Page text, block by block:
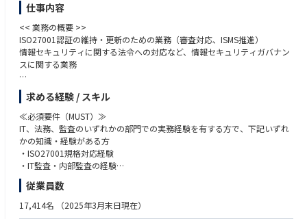
≪ キャリアプラン ≫
【役職】
本人の取り組み姿勢次第で、管理職へのキャリアアップは早く実現できま
す。
【キャリアプラン】
本業務を通して様々な部門の業務内容を知識として蓄えることができま
それら業務のつながりを理解することで、他部門に対するコミュニケーシ
ョンの積極性が増し、マネジメント能力の向上につなげることができま
す。
積極的に行動することで早い成長が実感できる職場です。
この実感を得ながら、積極的に業務を行うことで、管理職への道が早く開
けます。
【環境】
基本は本社勤務ですが、国内外の出張はあります。
インドの開発拠点や海外の工場へ出張し、現地スタッフと意見交換するこ
とで、幅広い経験と知識を得ることができます。
仕事内容
<< 業務の概要 >>
ISO27001認証の維持・更新のための業務（審査対応、ISMS推進）
情報セキュリティに関する法令への対応など、情報セキュリティガバナン
スに関する業務
【具体的には】
〇ISMSに関するアセスメント活動の推進
〇 代理店を含めたセキュリティ啓発活動、訪問
〇情報セキュリティ教育の推進
〇CS/SU審査対応の資料作成
〇情報セキュリティに関する内部監査
・情報セキュリティガバナンスを強化し、車両製造に関する情報セキュリ
ティ法令に耐えうるベースとなる体制・取組を確立する
・情報セキュリティに関する教育を通じ、従業員の啓発・行動改善を促
求める経験 / スキル
≪必須要件（MUST）≫
IT、法務、監査のいずれかの部門での実務経験を有する方で、下記いずれ
かの知識・経験がある方
・ISO27001規格対応経験
・IT監査・内部監査の経験
・情報セキュリティに関する知識・経験(ISO27001, NIST等）
≪歓迎するスキル・経験（WANT）≫
従業員数
17,414名 （2025年3月末日現在）